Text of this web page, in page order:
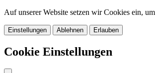
Auf unserer Website setzen wir Cookies ein,
Einstellungen Ablehnen Erlauben
Cookie Einstellungen